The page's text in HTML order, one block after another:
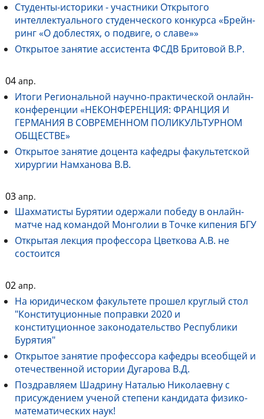
Студенты-историки - участники Открытого
интеллектуального студенческого конкурса «Брейн-
ринг «О доблестях, о подвиге, о славе»»
Открытое занятие ассистента ФСДВ Бритовой В.Р.
04 апр.
Итоги Региональной научно-практической онлайн-
конференции «НЕКОНФЕРЕНЦИЯ: ФРАНЦИЯ И
ГЕРМАНИЯ В СОВРЕМЕННОМ ПОЛИКУЛЬТУРНОМ
ОБЩЕСТВЕ»
Открытое занятие доцента кафедры факультетской
хирургии Намханова В.В.
03 апр.
Шахматисты Бурятии одержали победу в онлайн-
матче над командой Монголии в Точке кипения БГУ
Открытая лекция профессора Цветкова А.В. не
состоится
02 апр.
На юридическом факультете прошел круглый стол
"Конституционные поправки 2020 и
конституционное законодательство Республики
Бурятия"
Открытое занятие профессора кафедры всеобщей и
отечественной истории Дугарова В.Д.
Поздравляем Шадрину Наталью Николаевну с
присуждением ученой степени кандидата физико-
математических наук!